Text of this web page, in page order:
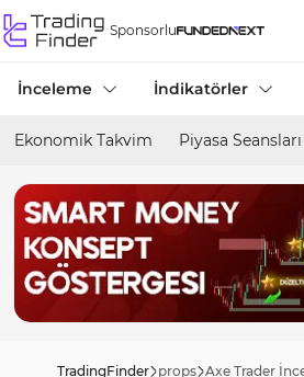
Sponsorlu
İnceleme İndikatörler
Ekonomik Takvim Piyasa Seansları
TradingFinder props Axe Trader